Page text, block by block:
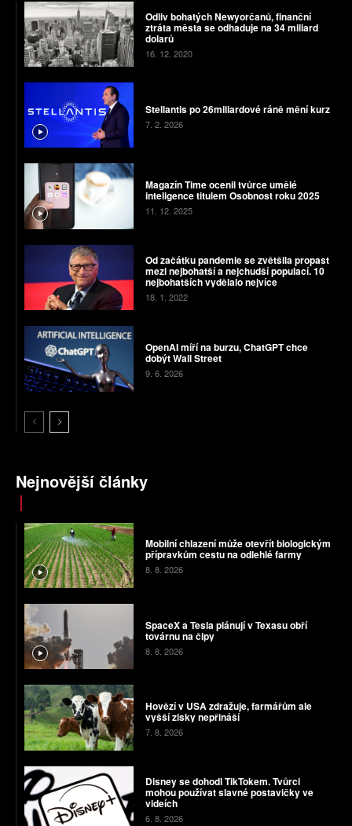
Odliv bohatých Newyorčanů, finanční
ztráta města se odhaduje na 34 miliard
dolarů
16. 12. 2020
Stellantis po 26miliardové ráně mění kurz
7. 2. 2026
Magazín Time ocenil tvůrce umělé
inteligence titulem Osobnost roku 2025
11. 12. 2025
Od začátku pandemie se zvětšila propast
mezi nejbohatší a nejchudší populací. 10
nejbohatších vydělalo nejvíce
18. 1. 2022
OpenAI míří na burzu, ChatGPT chce
dobýt Wall Street
9. 6. 2026
Nejnovější články
Mobilní chlazení může otevřít biologickým
přípravkům cestu na odlehlé farmy
8. 8. 2026
SpaceX a Tesla plánují v Texasu obří
továrnu na čipy
8. 8. 2026
Hovězí v USA zdražuje, farmářům ale
vyšší zisky nepřináší
7. 8. 2026
Disney se dohodl TikTokem. Tvůrci
mohou používat slavné postavičky ve
videích
6. 8. 2026